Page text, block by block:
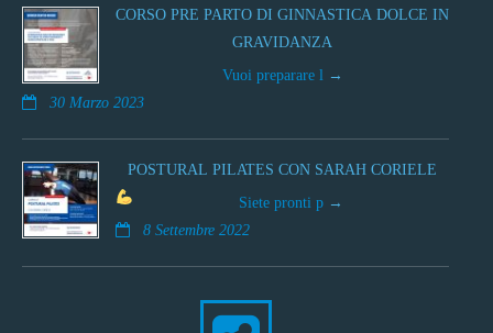
CORSO PRE PARTO DI GINNASTICA DOLCE IN
GRAVIDANZA
Vuoi preparare l
30 Marzo 2023
POSTURAL PILATES CON SARAH CORIELE
Siete pronti p
8 Settembre 2022